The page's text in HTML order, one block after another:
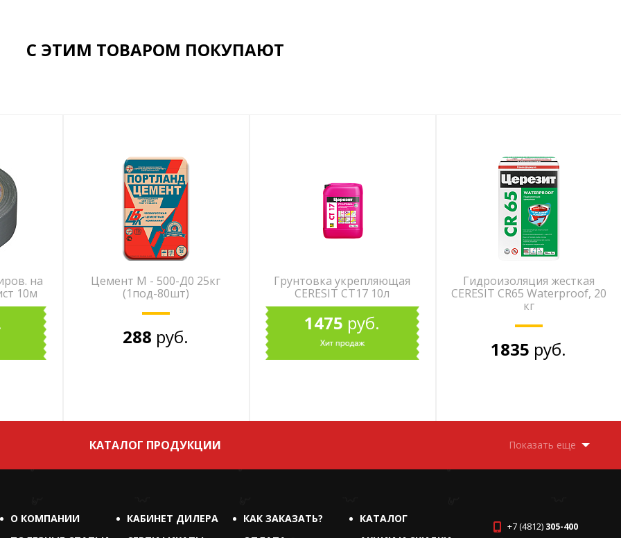
С ЭТИМ ТОВАРОМ ПОКУПАЮТ
на
10м
Цемент М - 500-Д0 25кг
(1под-80шт)
288 руб.
Грунтовка укрепляющая
CERESIT СТ17 10л
1475 руб.
Гидроизоляция жесткая
CERESIT CR65 Waterproof, 20
кг
1835 руб.
КАТАЛОГ ПРОДУКЦИИ Показать еще
О КОМПАНИИ
КАБИНЕТ ДИЛЕРА
КАК ЗАКАЗАТЬ?
КАТАЛОГ
+7 (4812) 305-400